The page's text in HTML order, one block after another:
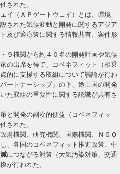
された。
イ（ＡＰゲートウェイ）とは、環境
された気候変動と開発に関するアジア
及び適応策に関する情報共有、案件形
９機関から約４０名の開発計画や気候
の出席を得て、コベネフィット（相乗
的に支援する取組について議論が行わ
ートナーシップ」の下、途上国の開発
た取組の重要性に関する認識が共有さ
と開発の副次的便益（コベネフィッ
された。
府機関、研究機関、国際機関、ＮＧＯ
、各国のコベネフィット推進政策、中
につながる対策（大気汚染対策、交通
が行われた。